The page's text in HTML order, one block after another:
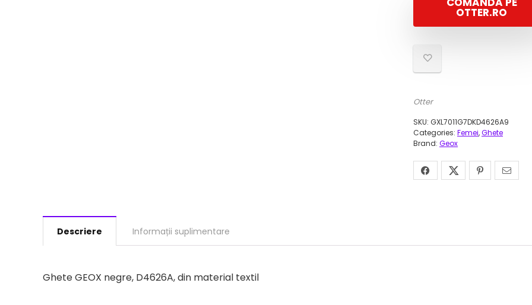
OTTER.RO
Otter
SKU: GXL7011G7DKD4626A9
Categories: Femei,Ghete
Brand: Geox
Descriere Informații suplimentare
Ghete GEOX negre, D4626A, din material textil